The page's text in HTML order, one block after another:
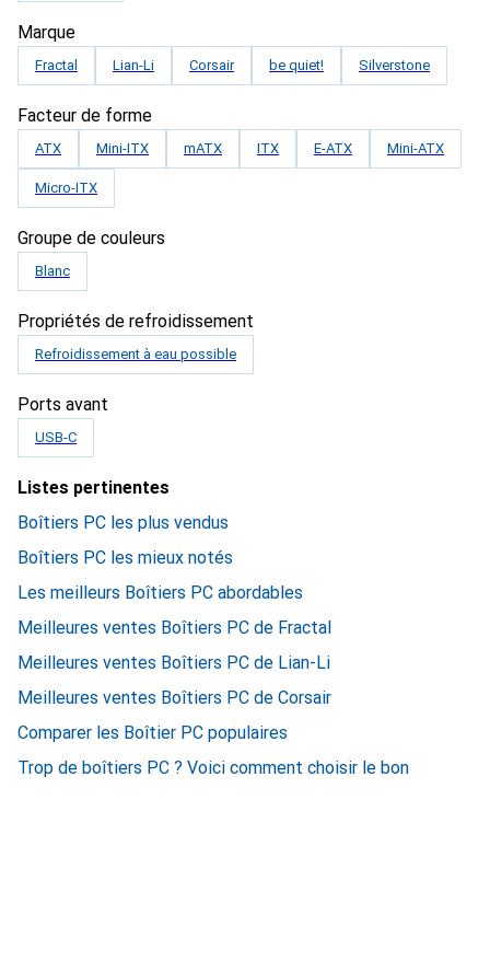
Marque
Fractal Lian-Li Corsair be quiet! Silverstone
Facteur de forme
ATX Mini-ITX mATX ITX E-ATX Mini-ATX
Micro-ITX
Groupe de couleurs
Blanc
Propriétés de refroidissement
Refroidissement à eau possible
Ports avant
USB-C
Listes pertinentes
Boîtiers PC les plus vendus
Boîtiers PC les mieux notés
Les meilleurs Boîtiers PC abordables
Meilleures ventes Boîtiers PC de Fractal
Meilleures ventes Boîtiers PC de Lian-Li
Meilleures ventes Boîtiers PC de Corsair
Comparer les Boîtier PC populaires
Trop de boîtiers PC ? Voici comment choisir le bon